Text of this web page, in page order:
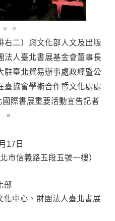
右二）與文化部人文及出版
法人臺北書展基金會董事長
駐臺北貿易辦事處政經暨公
臺協會學術合作暨文化處處
際書展重要活動宣告記者
。
17日
信義路五段五號一樓）
部
化中心、財團法人臺北書展